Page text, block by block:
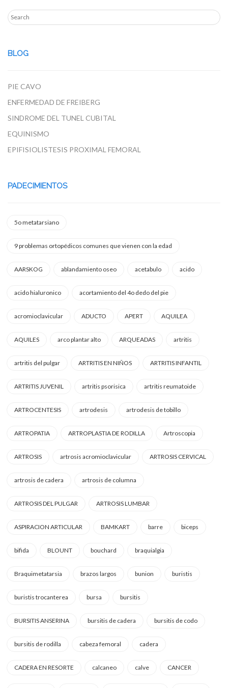
BLOG
PIE CAVO
ENFERMEDAD DE FREIBERG
SINDROME DEL TUNEL CUBITAL
EQUINISMO
EPIFISIOLISTESIS PROXIMAL FEMORAL
PADECIMIENTOS
5o metatarsiano
9 problemas ortopédicos comunes que vienen con la edad
AARSKOG ablandamiento oseo acetabulo acido
acido hialuronico acortamiento del 4o dedo del pie
acromioclavicular ADUCTO APERT AQUILEA
AQUILES arco plantar alto ARQUEADAS artritis
artritis del pulgar ARTRITIS EN NIÑOS ARTRITIS INFANTIL
ARTRITIS JUVENIL artritis psorisica artritis reumatoide
ARTROCENTESIS artrodesis artrodesis de tobillo
ARTROPATIA ARTROPLASTIA DE RODILLA Artroscopia
ARTROSIS artrosis acromioclavicular ARTROSIS CERVICAL
artrosis de cadera artrosis de columna
ARTROSIS DEL PULGAR ARTROSIS LUMBAR
ASPIRACION ARTICULAR BAMKART barre biceps
bifida BLOUNT bouchard braquialgia
Braquimetatarsia brazos largos bunion buristis
buristis trocanterea bursa bursitis
BURSITIS ANSERINA bursitis de cadera bursitis de codo
bursitis de rodilla cabeza femoral cadera
CADERA EN RESORTE calcaneo calve CANCER